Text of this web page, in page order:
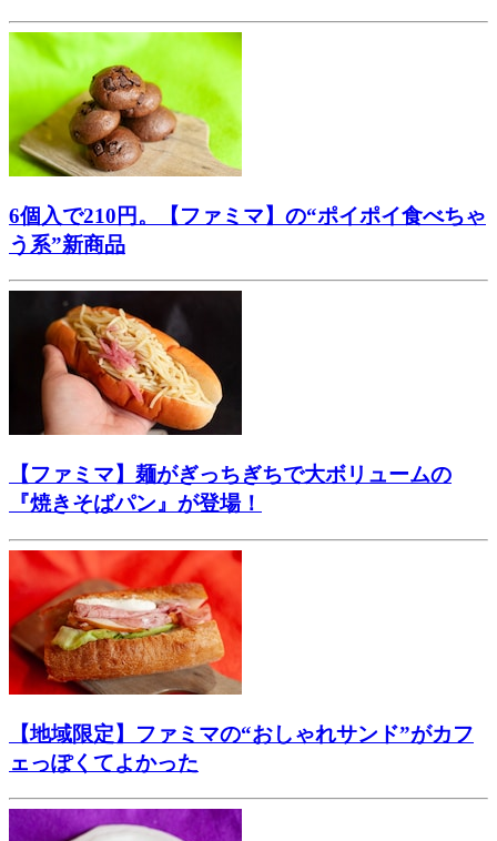
6個入で210円。【ファミマ】の“ポイポイ食べちゃ
う系”新商品
【ファミマ】麺がぎっちぎちで大ボリュームの
『焼きそばパン』が登場！
【地域限定】ファミマの“おしゃれサンド”がカフ
ェっぽくてよかった